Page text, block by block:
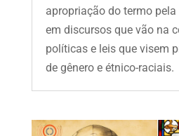
apropriação do termo
em discursos que vão na
políticas e leis que visem
de gênero e étnico-raciais.